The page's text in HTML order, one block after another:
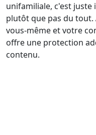
unifamiliale, c'est juste
plutôt que pas du tout.
vous-même et votre
offre une protection
contenu.